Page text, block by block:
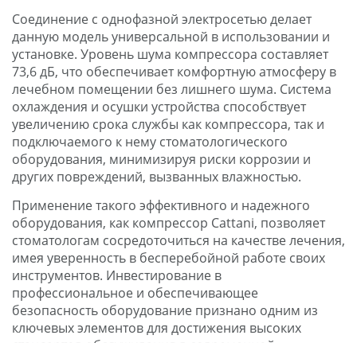
Соединение с однофазной электросетью делает
данную модель универсальной в использовании и
установке. Уровень шума компрессора составляет
73,6 дБ, что обеспечивает комфортную атмосферу в
лечебном помещении без лишнего шума. Система
охлаждения и осушки устройства способствует
увеличению срока службы как компрессора, так и
подключаемого к нему стоматологического
оборудования, минимизируя риски коррозии и
других повреждений, вызванных влажностью.
Применение такого эффективного и надежного
оборудования, как компрессор Cattani, позволяет
стоматологам сосредоточиться на качестве лечения,
имея уверенность в бесперебойной работе своих
инструментов. Инвестирование в
профессиональное и обеспечивающее
безопасность оборудование признано одним из
ключевых элементов для достижения высоких